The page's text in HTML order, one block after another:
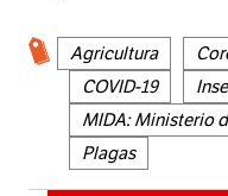
Agricultura
COVID-19
MIDA: Ministerio
Plagas